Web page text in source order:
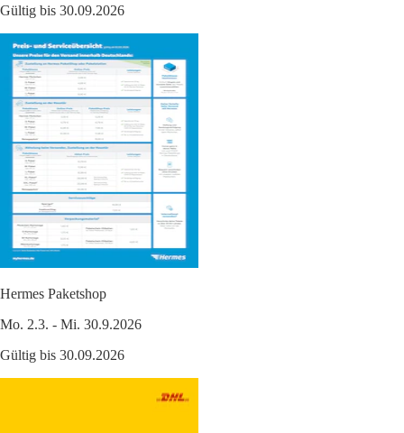
Gültig bis 30.09.2026
Hermes Paketshop
Mo. 2.3. - Mi. 30.9.2026
Gültig bis 30.09.2026